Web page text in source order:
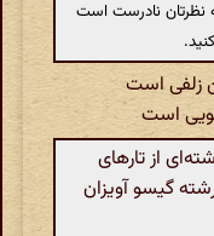
نظرتان نادرست است
زلفی است
است
از تارهای
گیسو آویزان